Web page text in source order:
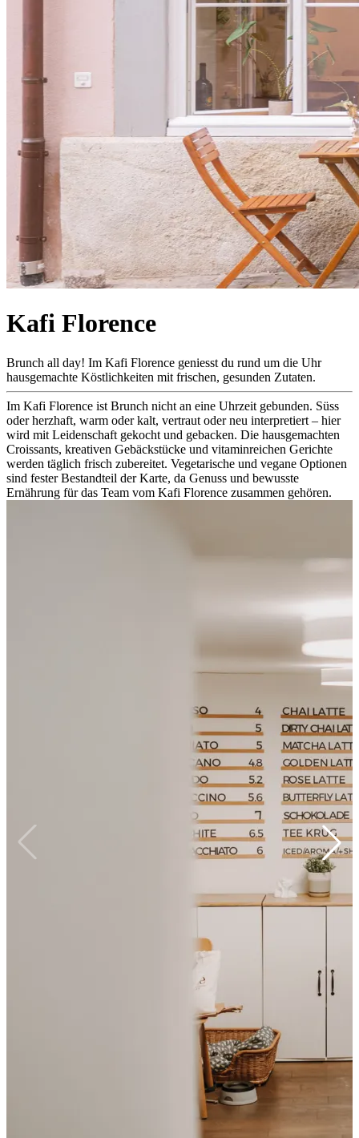
Kafi Florence
Brunch all day! Im Kafi Florence geniesst du rund um die Uhr
hausgemachte Köstlichkeiten mit frischen, gesunden Zutaten.
Im Kafi Florence ist Brunch nicht an eine Uhrzeit gebunden. Süss
oder herzhaft, warm oder kalt, vertraut oder neu interpretiert – hier
wird mit Leidenschaft gekocht und gebacken. Die hausgemachten
Croissants, kreativen Gebäckstücke und vitaminreichen Gerichte
werden täglich frisch zubereitet. Vegetarische und vegane Optionen
sind fester Bestandteil der Karte, da Genuss und bewusste
Ernährung für das Team vom Kafi Florence zusammen gehören.